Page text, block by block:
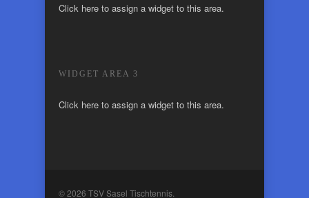
Click here to assign a widget to this area.
WIDGET AREA 3
Click here to assign a widget to this area.
© 2026 TSV Sasel Tischtennis.